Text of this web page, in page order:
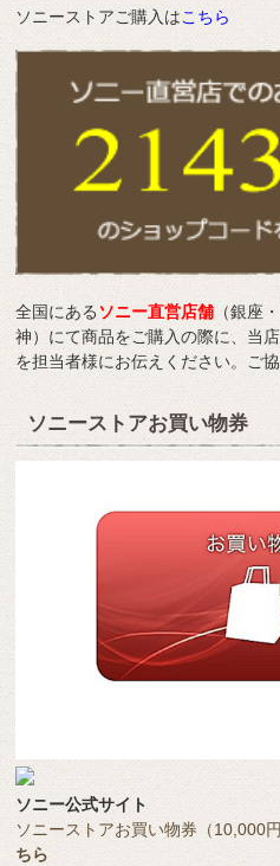
ソニーストアご購入はこちら
全国にあるソニー直営店舗 （銀座
神）にて商品をご購入の際に、当
を担当者様にお伝えください。ご
ソニーストアお買い物券
ソニー公式サイト
ソニーストアお買い物券（10,000
ちら